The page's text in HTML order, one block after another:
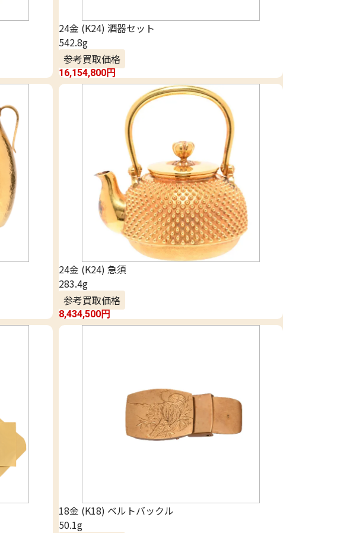
24金 (K24) 酒器セット
542.8g
参考買取価格
16,154,800円
24金 (K24) 急須
283.4g
参考買取価格
8,434,500円
18金 (K18) ベルトバックル
50.1g